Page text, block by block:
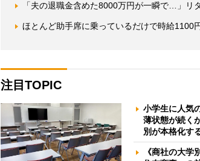
「夫の退職金含めた8000万円が一瞬で…」リ
ほとんど助手席に乗っているだけで時給
注目TOPIC
小学生に人気
薄状態が続く
別が本格化す
《商社の大学